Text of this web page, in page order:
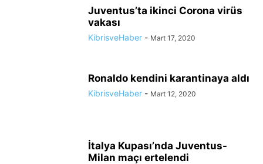
Juventus’ta ikinci Corona virüs
vakası
KibrisveHaber - Mart 17, 2020
Ronaldo kendini karantinaya aldı
KibrisveHaber - Mart 12, 2020
İtalya Kupası’nda Juventus-
Milan maçı ertelendi